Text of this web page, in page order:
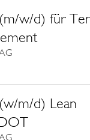
w/d) für
m/d) Lean